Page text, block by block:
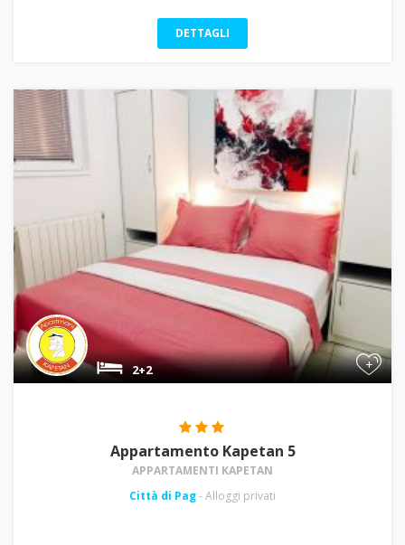
DETTAGLI
+
2+2
Appartamento Kapetan 5
APPARTAMENTI KAPETAN
Città di Pag- Alloggi privati